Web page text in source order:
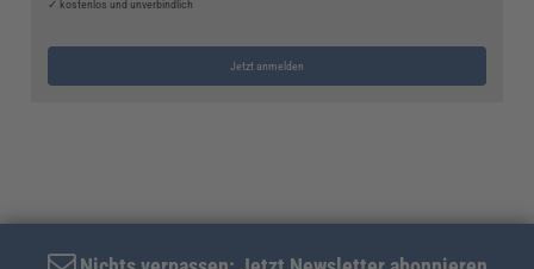
✓ kostenlos und unverbindlich
Jetzt anmelden